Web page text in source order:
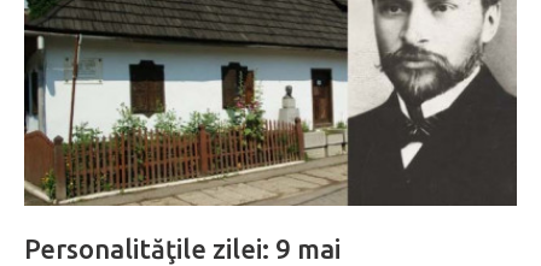
Personalităţile zilei: 9 mai